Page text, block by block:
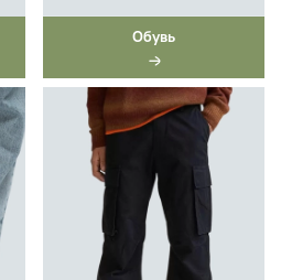
Обувь